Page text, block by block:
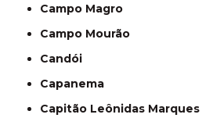
Campo Magro
Campo Mourão
Candói
Capanema
Capitão Leônidas Marques